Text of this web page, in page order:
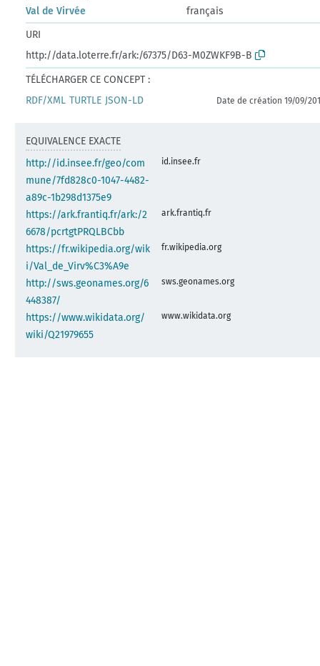
Val de Virvée
français
URI
http://data.loterre.fr/ark:/67375/D63-M0ZWKF9B-B
TÉLÉCHARGER CE CONCEPT :
RDF/XML TURTLE JSON-LD Date de création 19/09/
EQUIVALENCE EXACTE
http://id.insee.fr/geo/com
mune/7fd828c0-1047-4482-
a89c-1b298d1375e9
id.insee.fr
https://ark.frantiq.fr/ark:/2
6678/pcrtgtPRQLBCbb
ark.frantiq.fr
https://fr.wikipedia.org/wik
i/Val_de_Virv%C3%A9e
fr.wikipedia.org
http://sws.geonames.org/6
448387/
sws.geonames.org
https://www.wikidata.org/
wiki/Q21979655
www.wikidata.org